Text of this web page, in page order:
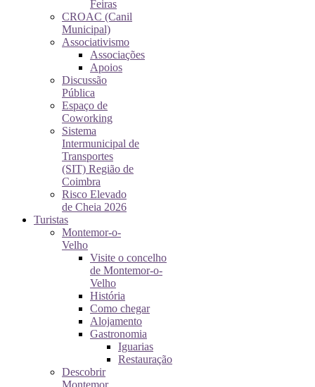
Feiras
CROAC (Canil
Municipal)
Associativismo
Associações
Apoios
Discussão
Pública
Espaço de
Coworking
Sistema
Intermunicipal de
Transportes
(SIT) Região de
Coimbra
Risco Elevado
de Cheia 2026
Turistas
Montemor-o-
Velho
Visite o concelho
de Montemor-o-
Velho
História
Como chegar
Alojamento
Gastronomia
Iguarias
Restauração
Descobrir
Montemor